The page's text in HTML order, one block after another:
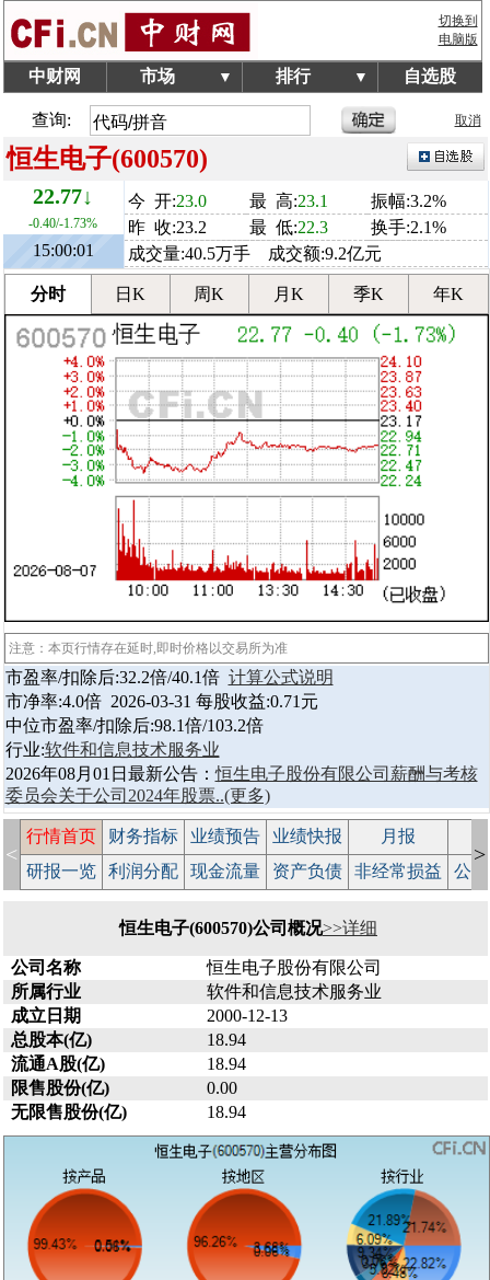
切换到
电脑版
中财网 市场 ▼ 排行 ▼ 自选股
查询: 取消
恒生电子(600570)
22.77↓
-0.40/-1.73%
15:00:01
今 开:23.0 最 高:23.1
振幅:3.2%
昨 收:23.2
最 低:22.3
换手:2.1%
成交量:40.5万手 成交额:9.2亿元
分时 日K 周K 月K 季K 年K
注意：本页行情存在延时,即时价格以交易所为准
市盈率/扣除后:32.2倍/40.1倍 计算公式说明
市净率:4.0倍 2026-03-31 每股收益:0.71元
中位市盈率/扣除后:98.1倍/103.2倍
行业:软件和信息技术服务业
2026年08月01日最新公告：恒生电子股份有限公司薪酬与考核
委员会关于公司2024年股票..(更多)
<
行情首页 财务指标 业绩预告 业绩快报 月报
研报一览
利润分配 现金流量 资产负债 非经常损益 公
>
恒生电子(600570)公司概况>>详细
公司名称
恒生电子股份有限公司
所属行业
软件和信息技术服务业
成立日期
2000-12-13
总股本(亿)
18.94
流通A股(亿)
18.94
限售股份(亿)
0.00
无限售股份(亿)
18.94